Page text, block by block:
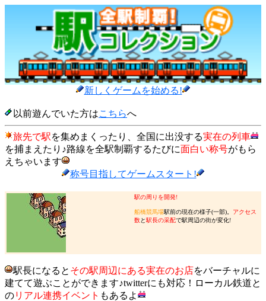
新しくゲームを始める!
以前遊んでいた方はこちらへ
旅先で駅を集めまくったり、全国に出没する実在の列車
を捕まえたり♪路線を全駅制覇するたびに面白い称号がもら
えちゃいます
称号目指してゲームスタート!
駅の周りを開発!
船橋競馬場駅前の現在の様子(一部)。 アクセス
数と駅長の采配で駅周辺の街が変化!
駅長になると その駅周辺にある実在のお店をバーチャルに
建てて遊ぶことができます♪twitterにも対応！ローカル鉄道と
のリアル連携イベント もあるよ